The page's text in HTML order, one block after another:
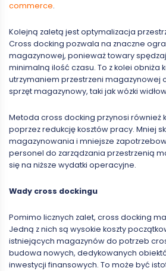
commerce.
Kolejną zaletą jest optymalizacja
Cross docking pozwala na znaczne
magazynowej, ponieważ towary
minimalną ilość czasu. To z kolei obniża
utrzymaniem przestrzeni magazynowej
sprzęt magazynowy, taki jak wózki
Metoda cross docking przynosi również
poprzez redukcję kosztów pracy. Mniej
magazynowania i mniejsze
personel do zarządzania przestrzenią
się na niższe wydatki operacyjne.
Wady cross dockingu
Pomimo licznych zalet, cross docking
Jedną z nich są wysokie koszty
istniejących magazynów do potrzeb
budowa nowych, dedykowanych
inwestycji finansowych. To może być